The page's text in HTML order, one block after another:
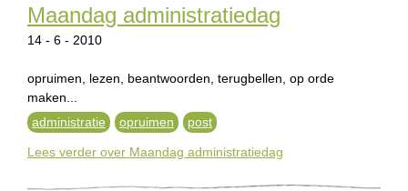
Maandag administratiedag
14 - 6 - 2010
opruimen, lezen, beantwoorden, terugbellen, op orde
maken...
administratie
opruimen post
Lees verder over Maandag administratiedag